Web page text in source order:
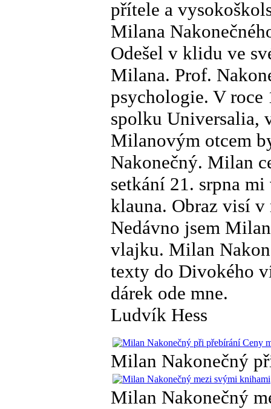
přítele a
Milana
Odešel v klidu ve
Milana. Prof.
psychologie. V roce
spolku Universalia,
Milanovým otcem
Nakonečný. Milan
setkání 21. srpna
klauna. Obraz visí v
Nedávno jsem
vlajku. Milan
texty do Divokého
dárek ode mne.
Ludvík Hess
Milan Nakonečný
Milan Nakonečný